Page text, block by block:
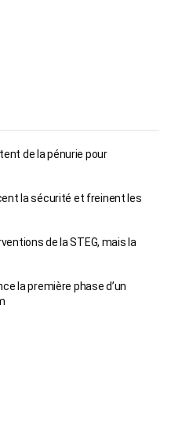
de la pénurie pour
la sécurité et freinent les
de la STEG, mais la
la première phase d’un